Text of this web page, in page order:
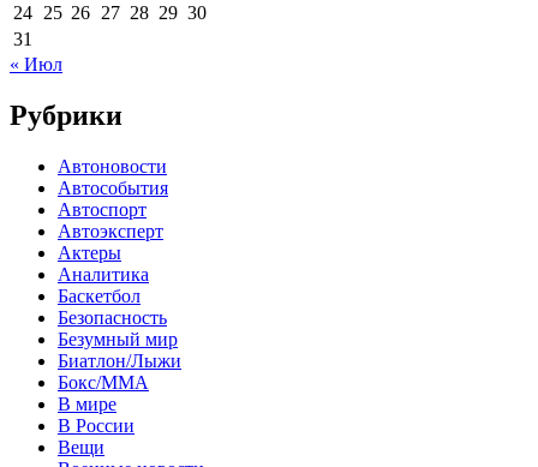
24 25 26 27 28 29 30
31
« Июл
Рубрики
Автоновости
Автособытия
Автоспорт
Автоэксперт
Актеры
Аналитика
Баскетбол
Безопасность
Безумный мир
Биатлон/Лыжи
Бокс/MMA
В мире
В России
Вещи